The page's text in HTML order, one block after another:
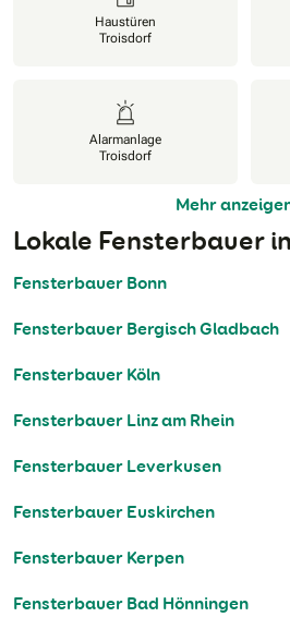
Haustüren
Troisdorf
Alarmanlage
Troisdorf
Mehr
Lokale Fensterbauer
Fensterbauer Bonn
Fensterbauer Bergisch Gladbach
Fensterbauer Köln
Fensterbauer Linz am Rhein
Fensterbauer Leverkusen
Fensterbauer Euskirchen
Fensterbauer Kerpen
Fensterbauer Bad Hönningen